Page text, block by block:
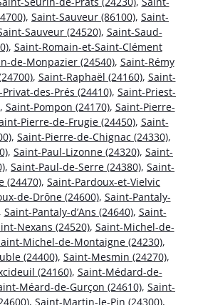
, Saint-Sauveur (86100), Saint-
Sauveur (24520), Saint-Saud-
, Saint-Romain-et-Saint-Clément
de-Monpazier (24540), Saint-Rémy
, Saint-Raphaël (24160), Saint-
des-Prés (24410), Saint-Priest-
, Saint-Pompon (24170), Saint-Pierre-
Pierre-de-Frugie (24450), Saint-
, Saint-Pierre-de-Chignac (24330),
, Saint-Paul-Lizonne (24320), Saint-
, Saint-Paul-de-Serre (24380), Saint-
(24470), Saint-Pardoux-et-Vielvic
de-Drône (24600), Saint-Pantaly-
Saint-Pantaly-d’Ans (24640), Saint-
Nexans (24520), Saint-Michel-de-
Michel-de-Montaigne (24230),
(24400), Saint-Mesmin (24270),
(24160), Saint-Médard-de-
Méard-de-Gurçon (24610), Saint-
, Saint-Martin-le-Pin (24300),